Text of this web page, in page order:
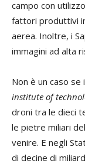
campo con
fattori produttivi
aerea. Inoltre, i
immagini ad alta
Non è un caso
institute of
droni tra le dieci
le pietre miliari
venire. E negli
di decine di